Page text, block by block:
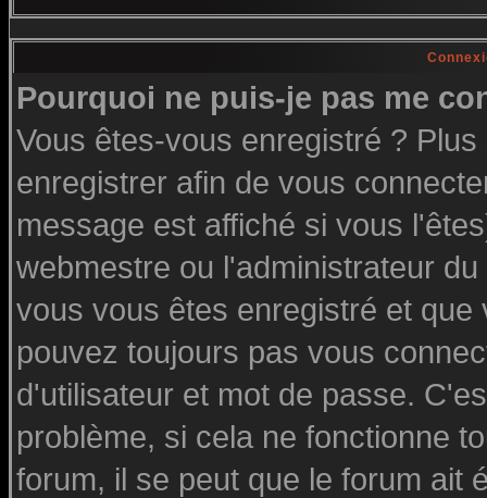
Pourquoi ne puis-je pas me
Vous êtes-vous enregistré ?
enregistrer afin de vous
message est affiché si vous
webmestre ou l'administrateur
vous vous êtes enregistré et
pouvez toujours pas vous
d'utilisateur et mot de passe.
problème, si cela ne fonctionne
forum, il se peut que le forum ait